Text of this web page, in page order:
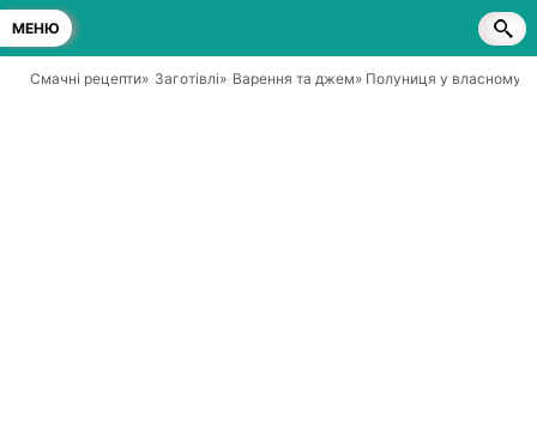
МЕНЮ
Смачні рецепти» Заготівлі» Варення та джем» Полуниця у власному